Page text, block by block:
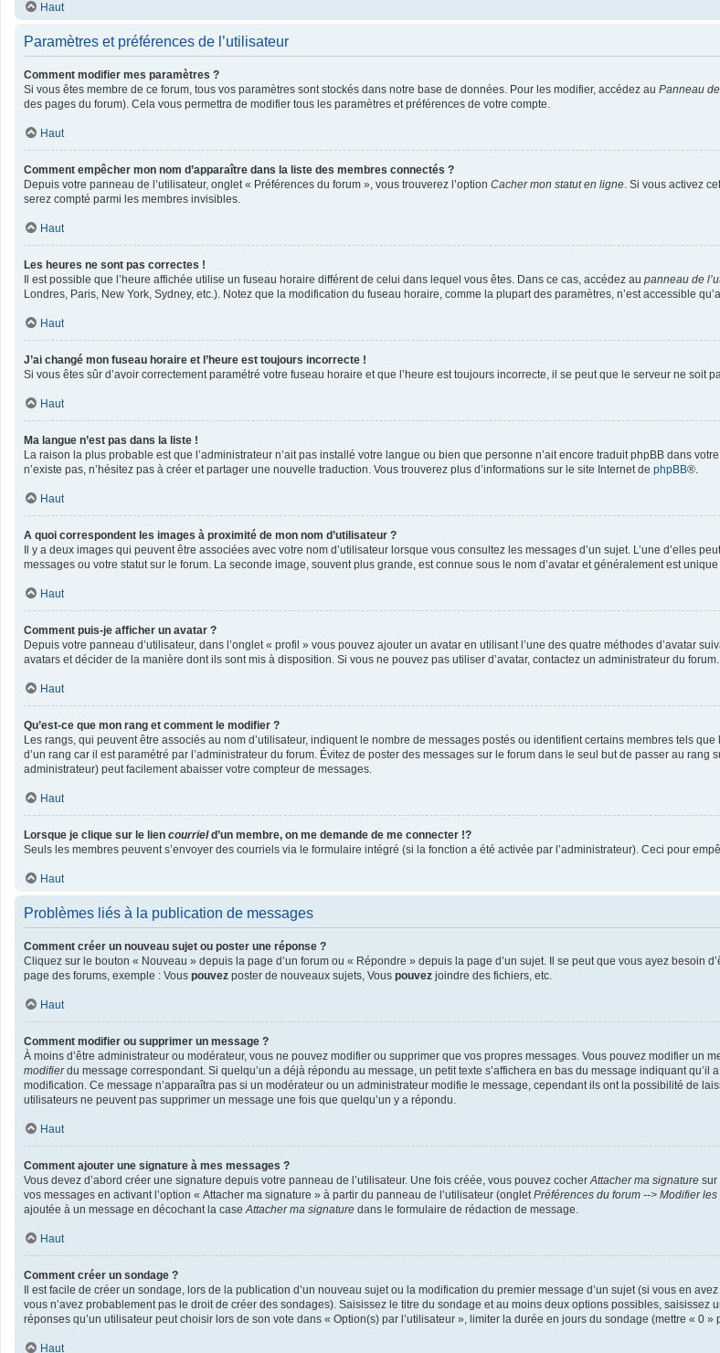
Haut
Paramètres et préférences de l’utilisateur
Comment modifier mes paramètres ?
Si vous êtes membre de ce forum, tous vos paramètres sont stockés dans notre base de données. Pour les modifier, accédez au Panneau
des pages du forum). Cela vous permettra de modifier tous les paramètres et préférences de votre compte.
Haut
Comment empêcher mon nom d’apparaître dans la liste des membres connectés ?
Depuis votre panneau de l’utilisateur, onglet « Préférences du forum », vous trouverez l’option Cacher mon statut en ligne. Si vous activez
serez compté parmi les membres invisibles.
Haut
Les heures ne sont pas correctes !
Il est possible que l’heure affichée utilise un fuseau horaire différent de celui dans lequel vous êtes. Dans ce cas, accédez au panneau de
Londres, Paris, New York, Sydney, etc.). Notez que la modification du fuseau horaire, comme la plupart des paramètres, n’est accessible
Haut
J’ai changé mon fuseau horaire et l’heure est toujours incorrecte !
Si vous êtes sûr d’avoir correctement paramétré votre fuseau horaire et que l’heure est toujours incorrecte, il se peut que le serveur ne soit
Haut
Ma langue n’est pas dans la liste !
La raison la plus probable est que l’administrateur n’ait pas installé votre langue ou bien que personne n’ait encore traduit phpBB dans
n’existe pas, n’hésitez pas à créer et partager une nouvelle traduction. Vous trouverez plus d’informations sur le site Internet de phpBB®.
Haut
A quoi correspondent les images à proximité de mon nom d’utilisateur ?
Il y a deux images qui peuvent être associées avec votre nom d’utilisateur lorsque vous consultez les messages d’un sujet. L’une d’elles
messages ou votre statut sur le forum. La seconde image, souvent plus grande, est connue sous le nom d’avatar et généralement est
Haut
Comment puis-je afficher un avatar ?
Depuis votre panneau d’utilisateur, dans l’onglet « profil » vous pouvez ajouter un avatar en utilisant l’une des quatre méthodes d’avatar
avatars et décider de la manière dont ils sont mis à disposition. Si vous ne pouvez pas utiliser d’avatar, contactez un administrateur du forum.
Haut
Qu’est-ce que mon rang et comment le modifier ?
Les rangs, qui peuvent être associés au nom d’utilisateur, indiquent le nombre de messages postés ou identifient certains membres tels
d’un rang car il est paramétré par l’administrateur du forum. Évitez de poster des messages sur le forum dans le seul but de passer au
administrateur) peut facilement abaisser votre compteur de messages.
Haut
Lorsque je clique sur le lien courrield’un membre, on me demande de me connecter !?
Seuls les membres peuvent s’envoyer des courriels via le formulaire intégré (si la fonction a été activée par l’administrateur). Ceci pour
Haut
Problèmes liés à la publication de messages
Comment créer un nouveau sujet ou poster une réponse ?
Cliquez sur le bouton « Nouveau » depuis la page d’un forum ou « Répondre » depuis la page d’un sujet. Il se peut que vous ayez besoin
page des forums, exemple : Vous pouvez poster de nouveaux sujets, Vous pouvez joindre des fichiers, etc.
Haut
Comment modifier ou supprimer un message ?
À moins d’être administrateur ou modérateur, vous ne pouvez modifier ou supprimer que vos propres messages. Vous pouvez modifier
modifierdu message correspondant. Si quelqu’un a déjà répondu au message, un petit texte s’affichera en bas du message indiquant
modification. Ce message n’apparaîtra pas si un modérateur ou un administrateur modifie le message, cependant ils ont la possibilité de
utilisateurs ne peuvent pas supprimer un message une fois que quelqu’un y a répondu.
Haut
Comment ajouter une signature à mes messages ?
Vous devez d’abord créer une signature depuis votre panneau de l’utilisateur. Une fois créée, vous pouvez cocherAttacher ma signature sur
vos messages en activant l’option « Attacher ma signature » à partir du panneau de l’utilisateur (ongletPréférences du forum --> Modifier
ajoutée à un message en décochant la caseAttacher ma signature dans le formulaire de rédaction de message.
Haut
Comment créer un sondage ?
Il est facile de créer un sondage, lors de la publication d’un nouveau sujet ou la modification du premier message d’un sujet (si vous en
vous n’avez probablement pas le droit de créer des sondages). Saisissez le titre du sondage et au moins deux options possibles,
réponses qu’un utilisateur peut choisir lors de son vote dans « Option(s) par l’utilisateur », limiter la durée en jours du sondage (mettre « 0
Haut